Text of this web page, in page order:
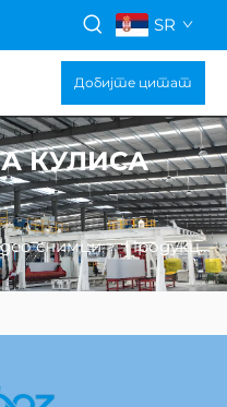
SR
Добијте цитат
КУЛИСА
снимци>Продукција иза кулиса видео